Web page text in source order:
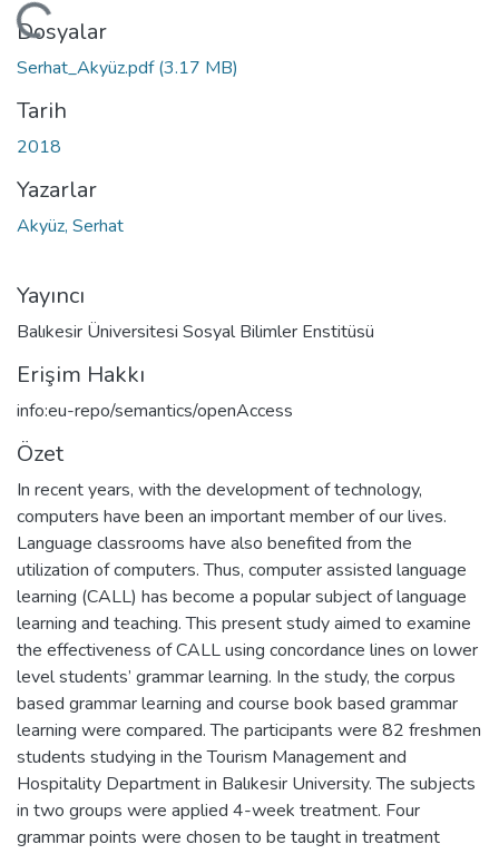
Dosyalar
Serhat_Akyüz.pdf(3.17 MB)
Tarih
2018
Yazarlar
Akyüz, Serhat
Yayıncı
Balıkesir Üniversitesi Sosyal Bilimler Enstitüsü
Erişim Hakkı
info:eu-repo/semantics/openAccess
Özet
In recent years, with the development of technology,
computers have been an important member of our lives.
Language classrooms have also benefited from the
utilization of computers. Thus, computer assisted language
learning (CALL) has become a popular subject of language
learning and teaching. This present study aimed to examine
the effectiveness of CALL using concordance lines on lower
level students’ grammar learning. In the study, the corpus
based grammar learning and course book based grammar
learning were compared. The participants were 82 freshmen
students studying in the Tourism Management and
Hospitality Department in Balıkesir University. The subjects
in two groups were applied 4-week treatment. Four
grammar points were chosen to be taught in treatment